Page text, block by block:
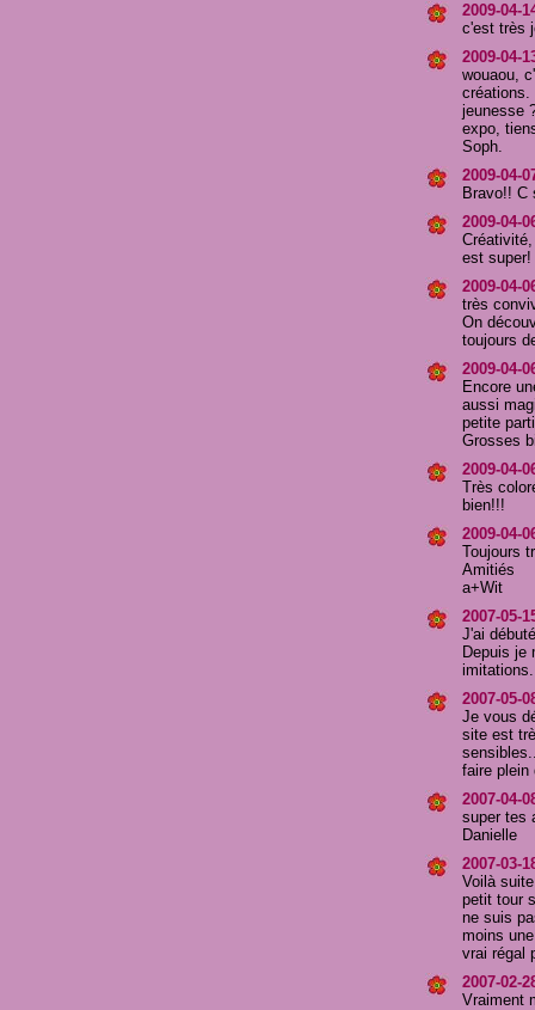
2009-04-
c'est très
2009-04-
wouaou,
créations.
jeunesse
expo,
Soph.
2009-04-
Bravo!! C
2009-04-
est super!
2009-04-
très
On
toujours
2009-04-
Encore
aussi
petite
Grosses
2009-04-
Très
bien!!!
2009-04-
Toujours
Amitiés
a+Wit
2007-05-
J'ai
Depuis je
2007-05-
Je vous
site est
faire plein
2007-04-
super tes
Danielle
2007-03-
Voilà
petit tour
ne suis
moins
vrai régal
2007-02-
Vraiment